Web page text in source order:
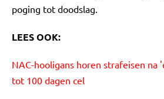
poging tot doodslag.
LEES OOK:
NAC-hooligans horen strafeisen na
tot 100 dagen cel